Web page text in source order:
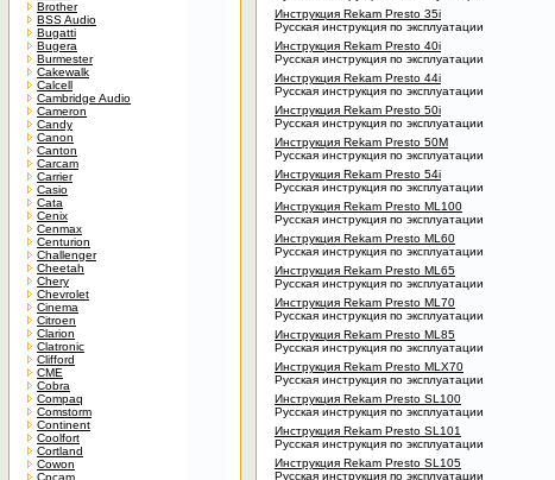
Brother
BSS Audio
Bugatti
Bugera
Burmester
Cakewalk
Calcell
Cambridge Audio
Cameron
Candy
Canon
Canton
Carcam
Carrier
Casio
Cata
Cenix
Cenmax
Centurion
Challenger
Cheetah
Chery
Chevrolet
Cinema
Citroen
Clarion
Clatronic
Clifford
CME
Cobra
Compaq
Comstorm
Continent
Coolfort
Cortland
Cowon
Cpcam
Инструкция Rekam Presto 35i
Русская инструкция по эксплуатации
Инструкция Rekam Presto 40i
Русская инструкция по эксплуатации
Инструкция Rekam Presto 44i
Русская инструкция по эксплуатации
Инструкция Rekam Presto 50i
Русская инструкция по эксплуатации
Инструкция Rekam Presto 50M
Русская инструкция по эксплуатации
Инструкция Rekam Presto 54i
Русская инструкция по эксплуатации
Инструкция Rekam Presto ML100
Русская инструкция по эксплуатации
Инструкция Rekam Presto ML60
Русская инструкция по эксплуатации
Инструкция Rekam Presto ML65
Русская инструкция по эксплуатации
Инструкция Rekam Presto ML70
Русская инструкция по эксплуатации
Инструкция Rekam Presto ML85
Русская инструкция по эксплуатации
Инструкция Rekam Presto MLX70
Русская инструкция по эксплуатации
Инструкция Rekam Presto SL100
Русская инструкция по эксплуатации
Инструкция Rekam Presto SL101
Русская инструкция по эксплуатации
Инструкция Rekam Presto SL105
Русская инструкция по эксплуатации